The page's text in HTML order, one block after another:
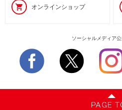
オンラインショップ
ソーシャルメディア
PAGE